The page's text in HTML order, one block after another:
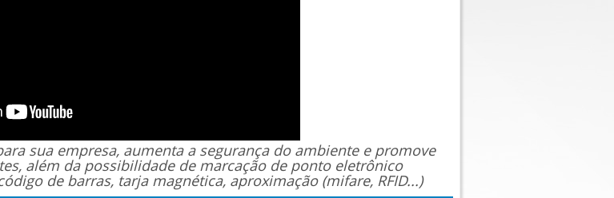
sua empresa, aumenta a segurança do ambiente e promove
além da possibilidade de marcação de ponto eletrônico
de barras, tarja magnética, aproximação (mifare, RFID...)